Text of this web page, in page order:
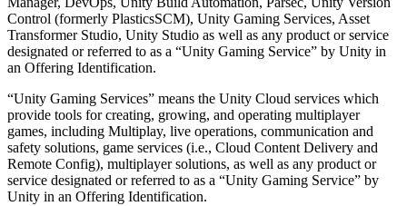
Control (formerly PlasticsSCM), Unity Gaming Services, Asset
Transformer Studio, Unity Studio as well as any product or service
designated or referred to as a “Unity Gaming Service” by Unity in
an Offering Identification.
“Unity Gaming Services” means the Unity Cloud services which
provide tools for creating, growing, and operating multiplayer
games, including Multiplay, live operations, communication and
safety solutions, game services (i.e., Cloud Content Delivery and
Remote Config), multiplayer solutions, as well as any product or
service designated or referred to as a “Unity Gaming Service” by
Unity in an Offering Identification.